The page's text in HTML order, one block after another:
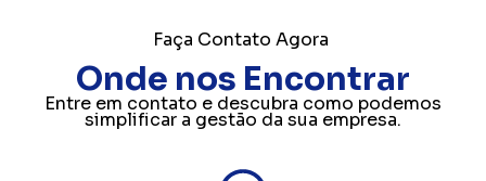
Faça Contato Agora
Onde nos Encontrar
Entre em contato e descubra como podemos
simplificar a gestão da sua empresa.